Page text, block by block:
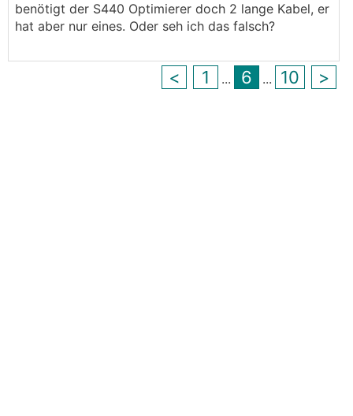
benötigt der S440 Optimierer doch 2 lange Kabel, er
hat aber nur eines. Oder seh ich das falsch?
< 1 ... 6 ... 10 >